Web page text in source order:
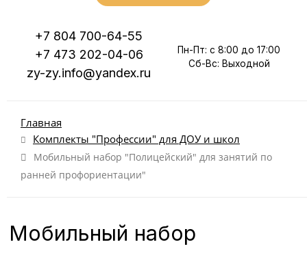
+7 804 700-64-55
+7 473 202-04-06
zy-zy.info@yandex.ru
Пн-Пт: с 8:00 до 17:00
Сб-Вс: Выходной
Главная
Комплекты "Профессии" для ДОУ и школ
Мобильный набор "Полицейский" для занятий по
ранней профориентации"
Мобильный набор